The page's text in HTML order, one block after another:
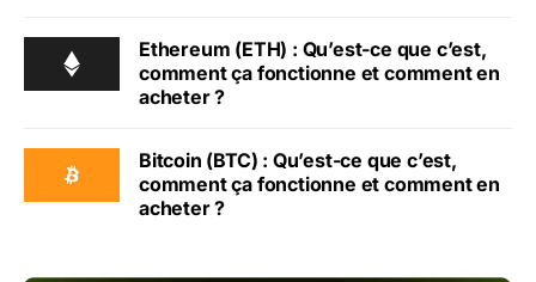
Ethereum (ETH) : Qu’est-ce que c’est,
comment ça fonctionne et comment en
acheter ?
Bitcoin (BTC) : Qu’est-ce que c’est,
comment ça fonctionne et comment en
acheter ?